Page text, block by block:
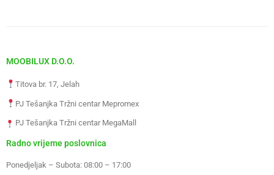
MOOBILUX D.O.O.
Titova br. 17, Jelah
PJ Tešanjka Tržni centar Mepromex
PJ Tešanjka Tržni centar MegaMall
Radno vrijeme poslovnica
Ponedjeljak – Subota: 08:00 – 17:00